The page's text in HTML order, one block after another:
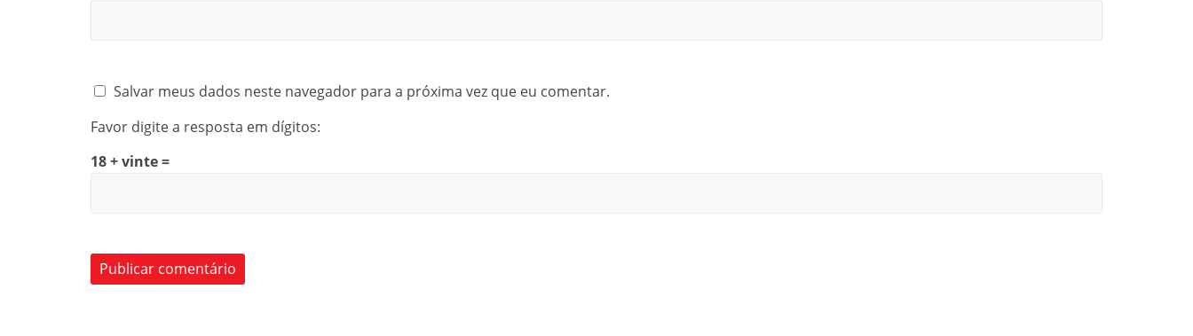
Salvar meus dados neste navegador para a próxima vez que eu comentar.
Favor digite a resposta em dígitos:
18 + vinte =